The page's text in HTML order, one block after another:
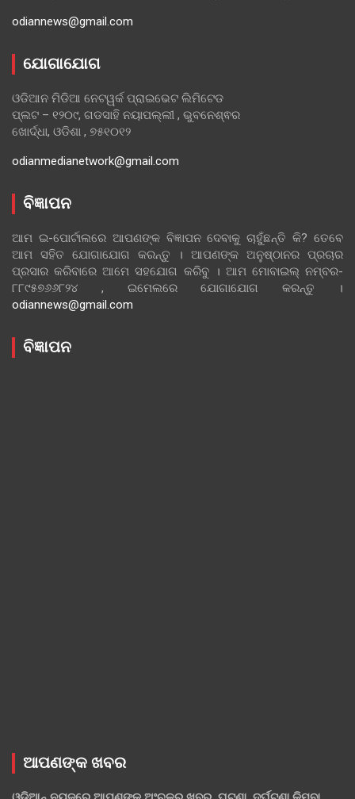
odiannews@gmail.com
ଯୋଗାଯୋଗ
ଓଡିଆନ ମିଡିଆ ନେଟୱର୍କ ପ୍ରାଇଭେଟ ଲିମିଟେଡ
ପ୍ଲଟ – ୧୨୦୯, ଗଡସାହି ନୟାପଲ୍ଲୀ , ଭୁବନେଶ୍ଵର
ଖୋର୍ଦ୍ଧା, ଓଡିଶା , ୭୫୧୦୧୨
odianmedianetwork@gmail.com
ବିଜ୍ଞାପନ
ଆମ ଇ-ପୋର୍ଟାଲରେ ଆପଣଙ୍କ ବିଜ୍ଞାପନ ଦେବାକୁ ଚାହୁଁଛନ୍ତି କି? ତେବେ
ଆମ ସହିତ ଯୋଗାଯୋଗ କରନ୍ତୁ । ଆପଣଙ୍କ ଅନୁଷ୍ଠାନର ପ୍ରଚାର
ପ୍ରସାର କରିବାରେ ଆମେ ସହଯୋଗ କରିବୁ । ଆମ ମୋବାଇଲ୍ ନମ୍ବର-
୮୮୯୫୭୬୬୮୨୪ , ଇମେଲରେ ଯୋଗାଯୋଗ କରନ୍ତୁ ।
odiannews@gmail.com
ବିଜ୍ଞାପନ
ଆପଣଙ୍କ ଖବର